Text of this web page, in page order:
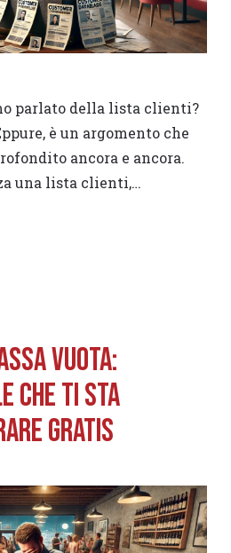
parlato della lista clienti?
è un argomento che
ancora e ancora.
una lista clienti,…
Vuota:
che ti sta
gratis